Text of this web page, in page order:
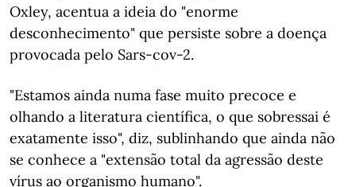
Oxley, acentua a ideia do "enorme
desconhecimento" que persiste sobre a doença
provocada pelo Sars-cov-2.
"Estamos ainda numa fase muito precoce e
olhando a literatura científica, o que sobressai é
exatamente isso", diz, sublinhando que ainda não
se conhece a "extensão total da agressão deste
vírus ao organismo humano".